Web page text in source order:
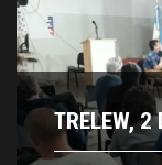
TRELEW, 2
TRELEW, 2